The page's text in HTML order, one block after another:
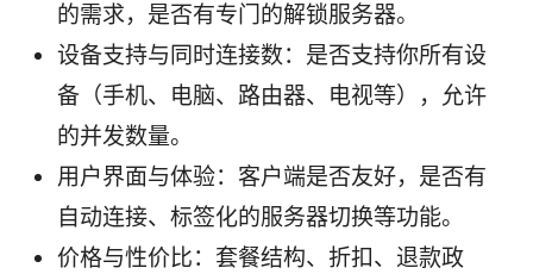
的需求，是否有专门的解锁服务器。
设备支持与同时连接数：是否支持你所有设
备（手机、电脑、路由器、电视等），允许
的并发数量。
用户界面与体验：客户端是否友好，是否有
自动连接、标签化的服务器切换等功能。
价格与性价比：套餐结构、折扣、退款政